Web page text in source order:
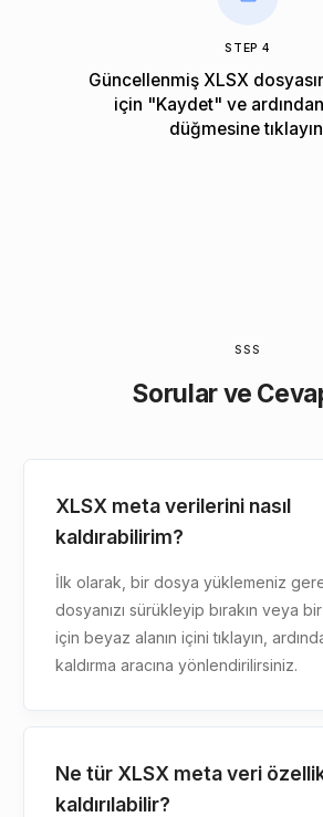
STEP 4
Güncellenmiş XLSX
için "Kaydet" ve
düğmesine
SSS
Sorular ve
XLSX meta verilerini nasıl
kaldırabilirim?
İlk olarak, bir dosya yüklemeniz
dosyanızı sürükleyip bırakın veya
için beyaz alanın içini tıklayın,
kaldırma aracına yönlendirilirsiniz.
Ne tür XLSX meta veri
kaldırılabilir?